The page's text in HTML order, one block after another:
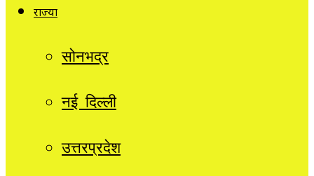
राज्यों
सोनभद्र
नई दिल्ली
उत्तरप्रदेश